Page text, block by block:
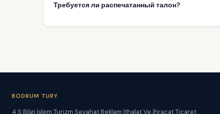
Требуется ли распечатанный талон?
BODRUM TURY
4 S Bilgi İşlem Turizm Seyahat Reklam İthalat Ve İhracat Ticaret